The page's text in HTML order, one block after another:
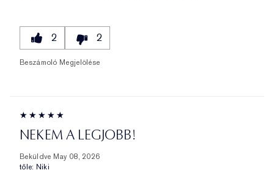
2 2
Beszámoló Megjelölése
NEKEM A LEGJOBB!
Beküldve May 08, 2026
tőle: Niki